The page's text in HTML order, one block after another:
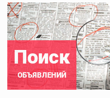
Поиск
ОБЪЯВЛЕНИЙ